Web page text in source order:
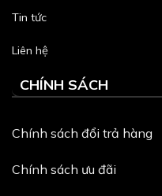
Tin tức
Liên hệ
CHÍNH SÁCH
Chính sách đổi trả hàng
Chính sách ưu đãi